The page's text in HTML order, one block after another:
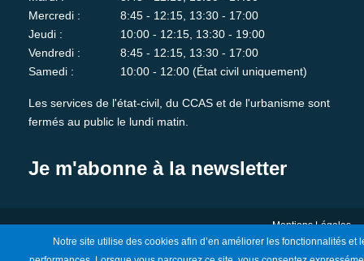
Mercredi :
8:45 - 12:15, 13:30 - 17:00
Jeudi :
10:00 - 12:15, 13:30 - 19:00
Vendredi :
8:45 - 12:15, 13:30 - 17:00
Samedi :
10:00 - 12:00 (État civil uniquement)
Les services de l'état-civil, du CCAS et de l'urbanisme sont
fermés au public le lundi matin.
Je m'abonne à la newsletter
Mentions Légales
Notre site utilise des cookies afin d’en améliorer les fonctionnalités et